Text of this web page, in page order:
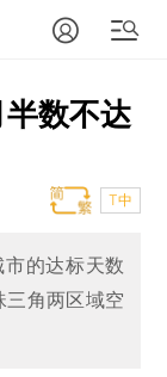
数不达
T中
的达标天数
三角两区域空